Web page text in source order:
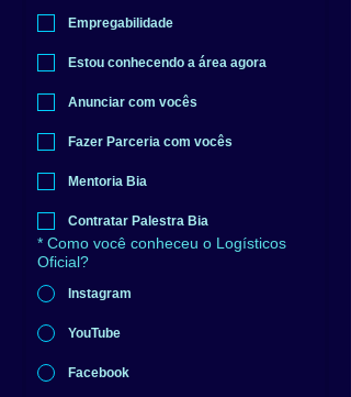
Empregabilidade
Estou conhecendo a área agora
Anunciar com vocês
Fazer Parceria com vocês
Mentoria Bia
Contratar Palestra Bia
* Como você conheceu o Logísticos
Oficial?
Instagram
YouTube
Facebook